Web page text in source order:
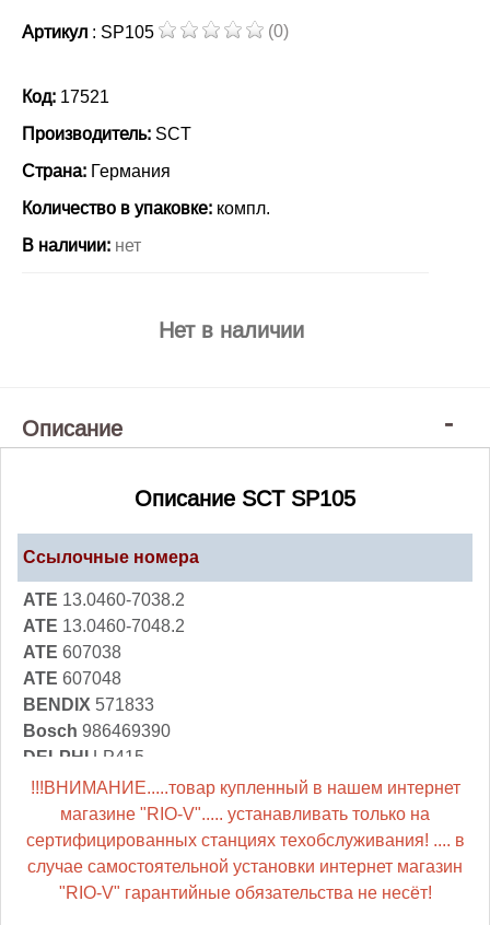
Артикул : SP105 (0)
Код: 17521
Производитель: SCT
Страна: Германия
Количество в упаковке: компл.
В наличии: нет
Нет в наличии
Описание
Описание SCT SP105
Ссылочные номера
ATE 13.0460-7038.2
ATE 13.0460-7048.2
ATE 607038
ATE 607048
BENDIX 571833
Bosch 986469390
DELPHI LP415
FMSI-VERBAND
D1436-8554
FerodoFDB173
HP (ZEBRA)2415
Jurid28 409 57
Jurid28 409 57 4
!!!ВНИМАНИЕ.....товар купленный в нашем интернет
магазине "RIO-V"..... устанавливать только на
сертифицированных станциях техобслуживания! .... в
случае самостоятельной установки интернет магазин
"RIO-V" гарантийные обязательства не несёт!